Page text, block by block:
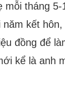
tháng
kết
đồng để
kể là anh